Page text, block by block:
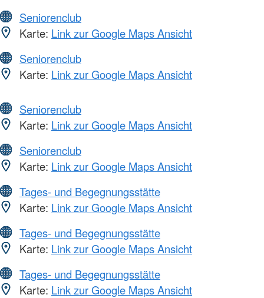
Seniorenclub
Karte: Link zur Google Maps Ansicht
Seniorenclub
Karte: Link zur Google Maps Ansicht
Seniorenclub
Karte: Link zur Google Maps Ansicht
Seniorenclub
Karte: Link zur Google Maps Ansicht
Tages- und Begegnungsstätte
Karte: Link zur Google Maps Ansicht
Tages- und Begegnungsstätte
Karte: Link zur Google Maps Ansicht
Tages- und Begegnungsstätte
Karte: Link zur Google Maps Ansicht